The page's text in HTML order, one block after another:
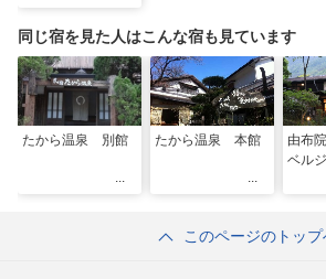
同じ宿を見た人はこんな宿も見ています
たから温泉 別館 たから温泉 本館
由布
ベル
このページのトップ